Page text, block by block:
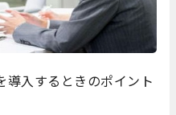
導入するときのポイント